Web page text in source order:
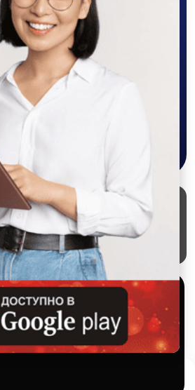
в Google Play –
фортуны, выигрывайте
ищите и размещайте
это в нашем мобильном
Play
О проекте
Удаление аккаунта
Конфиденциальность
и рекомендательные
лучше. Оставаясь с нами, вы
файлов куки.